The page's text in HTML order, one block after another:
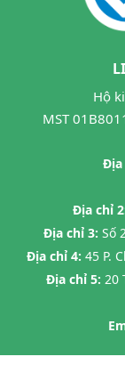
Hộ
MST
Địa
Địa chỉ
Địa chỉ 3: Số
Địa chỉ 4: 45 P.
Địa chỉ 5: 20